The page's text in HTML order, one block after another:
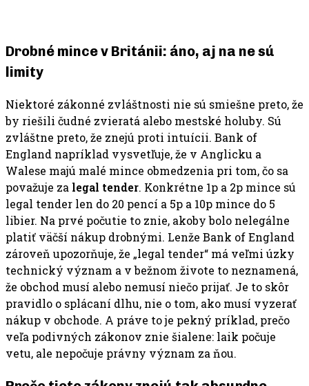
Drobné mince v Británii: áno, aj na ne sú
limity
Niektoré zákonné zvláštnosti nie sú smiešne preto, že
by riešili čudné zvieratá alebo mestské holuby. Sú
zvláštne preto, že znejú proti intuícii. Bank of
England napríklad vysvetľuje, že v Anglicku a
Walese majú malé mince obmedzenia pri tom, čo sa
považuje za legal tender. Konkrétne 1p a 2p mince sú
legal tender len do 20 pencí a 5p a 10p mince do 5
libier. Na prvé počutie to znie, akoby bolo nelegálne
platiť väčší nákup drobnými. Lenže Bank of England
zároveň upozorňuje, že „legal tender“ má veľmi úzky
technický význam a v bežnom živote to neznamená,
že obchod musí alebo nemusí niečo prijať. Je to skôr
pravidlo o splácaní dlhu, nie o tom, ako musí vyzerať
nákup v obchode. A práve to je pekný príklad, prečo
veľa podivných zákonov znie šialene: laik počuje
vetu, ale nepočuje právny význam za ňou.